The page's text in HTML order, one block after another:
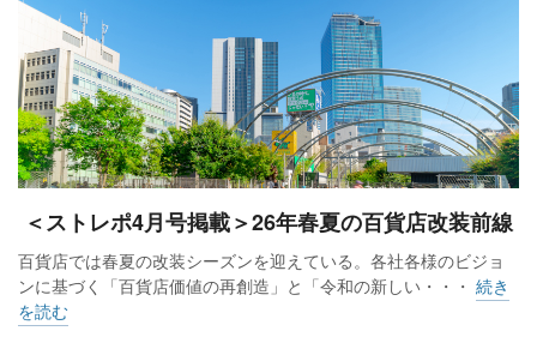
＜ストレポ4月号掲載＞26年春夏の百貨店改装前線
百貨店では春夏の改装シーズンを迎えている。各社各様のビジョ
ンに基づく「百貨店価値の再創造」と「令和の新しい・・・ 続き
を読む